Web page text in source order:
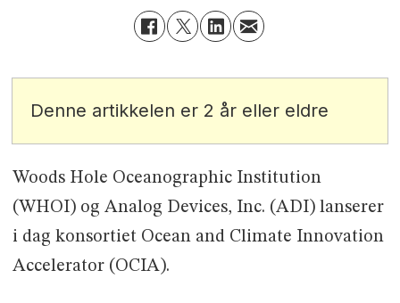
Denne artikkelen er 2 år eller eldre
Woods Hole Oceanographic Institution
(WHOI) og Analog Devices, Inc. (ADI) lanserer
i dag konsortiet Ocean and Climate Innovation
Accelerator (OCIA).